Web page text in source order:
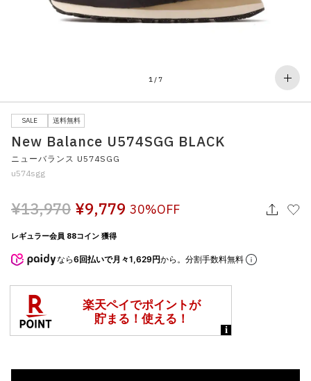
1 /7
SALE 送料無料
New Balance U574SGG BLACK
ニューバランス U574SGG
u574sgg
¥13,970 ¥9,779 30%OFF
レギュラー会員 88コイン 獲得
なら6回払いで月々1,629円から。分割手数料無料